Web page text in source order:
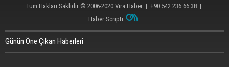
Tüm Hakları Saklıdır © 2006-2020 Vira Haber | +90 542 236 66 38 |
Haber Scripti
Günün Öne Çıkan Haberleri